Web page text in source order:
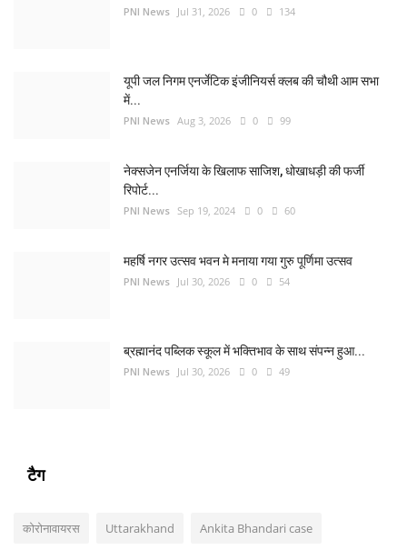
PNI News Jul 31, 2026 0 134
यूपी जल निगम एनर्जेटिक इंजीनियर्स क्लब की चौथी आम सभा
में...
PNI News Aug 3, 2026 0 99
नेक्सजेन एनर्जिया के खिलाफ साजिश, धोखाधड़ी की फर्जी
रिपोर्ट...
PNI News Sep 19, 2024 0 60
महर्षि नगर उत्सव भवन मे मनाया गया गुरु पूर्णिमा उत्सव
PNI News Jul 30, 2026 0 54
ब्रह्मानंद पब्लिक स्कूल में भक्तिभाव के साथ संपन्न हुआ...
PNI News Jul 30, 2026 0 49
टैग
कोरोनावायरस Uttarakhand Ankita Bhandari case